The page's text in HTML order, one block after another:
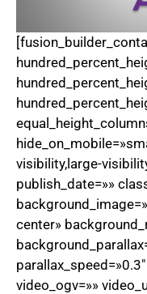
visibility,large-
publish_date=»»
center»
video_ogv=»»